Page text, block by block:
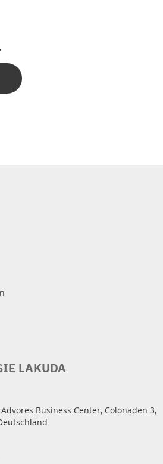
LAKUDA
Advores Business Center, Colonaden 3,